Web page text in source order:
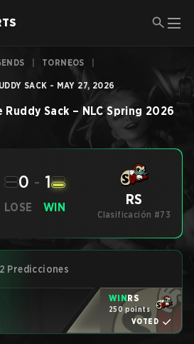
TORNEOS
SACK - MAY 27, 2026
Ruddy Sack – NLC Spring 2026
LOSE
0 - 1
WIN RS
Clasificación #73
Predicciones
WINRS
250 points
VOTED